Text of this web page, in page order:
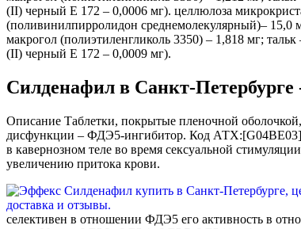
(II) черный Е 172 – 0,0006 мг). целлюлоза
(поливинилпирролидон среднемолекулярный)– 15,0
макрогол (полиэтиленгликоль 3350) – 1,818 мг;
(II) черный Е 172 – 0,0009 мг).
Силденафил в Санкт-
Описание Таблетки, покрытые пленочной оболочкой,
дисфункции – ФДЭ5-ингибитор. Код
в кавернозном теле во время сексуальной
увеличению притока крови.
селективен в отношении ФДЭ5 его активность в